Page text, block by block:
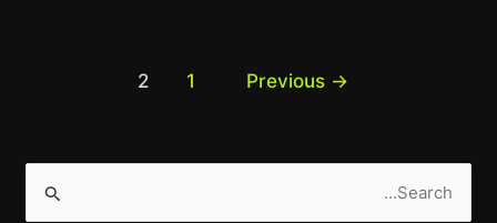
→
Previous
1
2